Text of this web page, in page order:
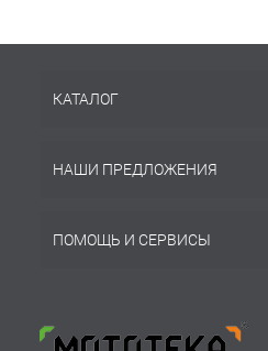
КАТАЛОГ
НАШИ ПРЕДЛОЖЕНИЯ
ПОМОЩЬ И СЕРВИСЫ